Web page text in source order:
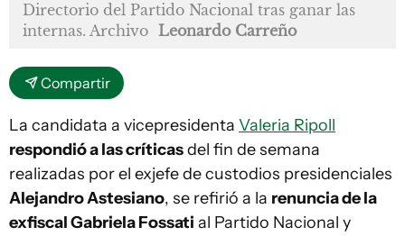
Directorio del Partido Nacional tras ganar las
internas. Archivo Leonardo Carreño
Compartir
La candidata a vicepresidenta Valeria Ripoll
respondió a las críticasdel fin de semana
realizadas por el exjefe de custodios presidenciales
Alejandro Astesiano, se refirió a la renuncia de la
exfiscal Gabriela Fossati al Partido Nacional y